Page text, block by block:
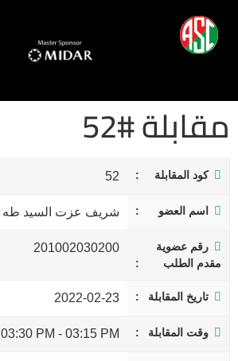
مقابلة #52
كود المقابلة 52
اسم العضو شريف عزت السيد طه
رقم عضوية
مقدم الطلب
201002030200
تاريخ المقابلة 2022-02-23
وقت المقابلة 03:15 PM
-
03:30 PM